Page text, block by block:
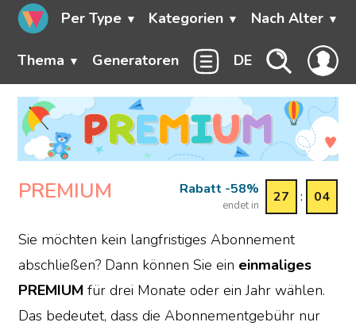
Per Type Kategorien Nach Alter
Thema Generatoren DE
PREMIUM Rabatt -58%
endet in
27 : 04
Sie möchten kein langfristiges Abonnement
abschließen? Dann können Sie ein einmaliges
PREMIUM für drei Monate oder ein Jahr wählen.
Das bedeutet, dass die Abonnementgebühr nur